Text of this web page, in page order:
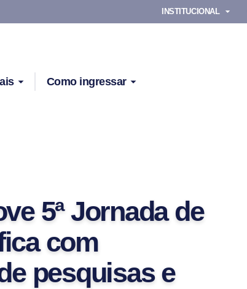
INSTITUCIONAL
Como ingressar
5ª Jornada de
com
pesquisas e